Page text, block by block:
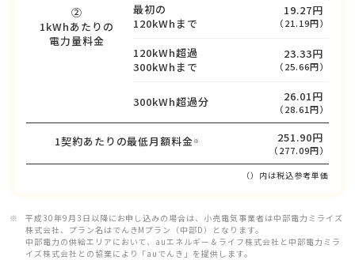
②
1kWhあたりの
電力量料金
最初の
120kWhまで
19.27円
（21.19円）
120kWh超過
300kWhまで
23.33円
（25.66円）
300kWh超過分 26.01円
（28.61円）
1契約あたりの最低月額料金※ 251.90円
（277.09円）
（）内は税込参考単価
平成30年9月3日以降にお申し込みの場合は、小売電気事業者は中部電力ミライズ
株式会社、プラン名はでんきMプラン（中部D）となります。
中部電力の供給エリアにおいて、auエネルギー＆ライフ株式会社と中部電力ミラ
イズ株式会社との協業により「auでんき」を提供します。